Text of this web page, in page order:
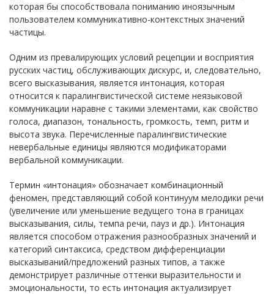
которая бы способствовала пониманию иноязычным
пользователем коммуникативно-контекстных значений
частицы.
Одним из превалирующих условий рецепции и восприятия
русских частиц, обслуживающих дискурс, и, следовательно,
всего высказывания, является интонация, которая
относится к паралингвистической системе неязыковой
коммуникации наравне с такими элементами, как свойство
голоса, диапазон, тональность, громкость, темп, ритм и
высота звука. Перечисленные паралингвистические
невербальные единицы являются модификаторами
вербальной коммуникации.
Термин «интонация» обозначает комбинационный
феномен, представляющий собой континуум мелодики речи
(увеличение или уменьшение ведущего тона в границах
высказывания, силы, темпа речи, пауз и др.). Интонация
является способом отражения разнообразных значений и
категорий синтаксиса, средством дифференциации
высказываний/предложений разных типов, а также
демонстрирует различные оттенки выразительности и
эмоциональности, то есть интонация актуализирует